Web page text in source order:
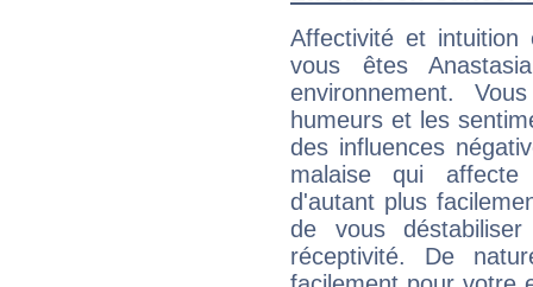
Affectivité et intuition
vous êtes
environnement.
humeurs et les
des influences
malaise qui
d'autant plus
de vous
réceptivité. De